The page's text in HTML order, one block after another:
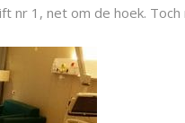
nr 1, net om de hoek. Toch